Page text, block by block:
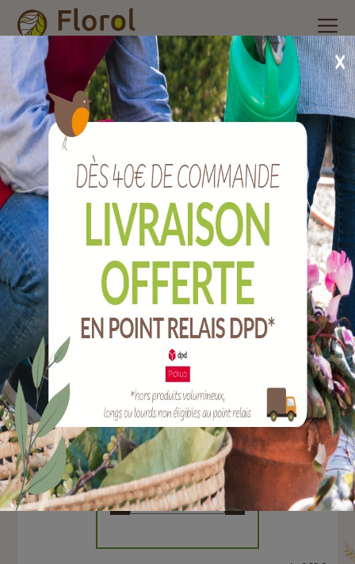
Accueil Nos produits /Insecticide ménager, raticides et
piégeage
Volants rampants insecticide ménager /Insectes
volants et rampants aérosol 750 ml.
Insectes volants et rampants aérosol 750
ml.
Ref : VOLRAMP750
EAN :
Marque :
PROTECT EXPERT
Quantité :
Unité
- +